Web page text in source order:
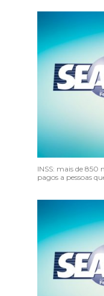
INSS: mais de 850
pagos a pessoas